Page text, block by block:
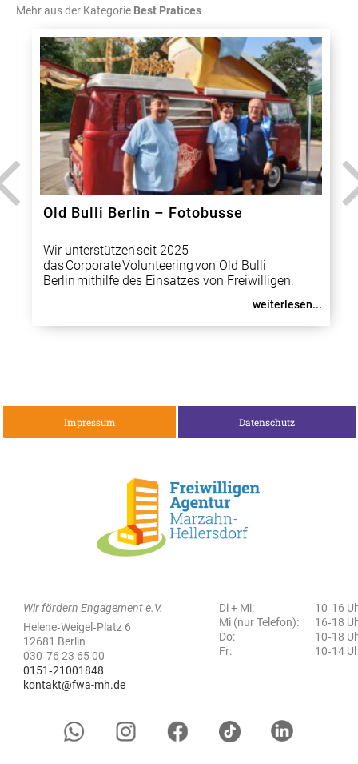
Mehr aus der Kategorie Best Pratices
Old Bulli Berlin – Fotobusse
Wir unterstützen seit 2025
das Corporate Volunteering von Old Bulli
Berlin mithilfe des Einsatzes von Freiwilligen.
stellt gemeinnützigen Organisationen bei
deren gemeinwohlorientierten Veranstaltungen Fotobulli-
weiterlesen...
Impressum Datenschutz
Wir fördern Engagement e.V.
Helene‑Weigel‑Platz 6
12681 Berlin
030‑76 23 65 00
0151‑21001848
kontakt@fwa-mh.de
Di + Mi:
10‑16
Mi (nur Telefon):
16‑18
Do:
10‑18
Fr:
10‑14